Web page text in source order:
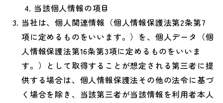
当該個人情報の項目
当社は、個人関連情報（個人情報保護法第2条第7
項に定めるものをいいます。）を、個人データ（個
人情報保護法第16条第3項に定めるものをいいま
す。）として取得することが想定される第三者に提
供する場合は、個人情報保護法その他の法令に基づ
く場合を除き、当該第三者が当該情報を利用者本人